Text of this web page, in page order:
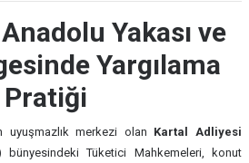
Yakası ve
Yargılama
Pratiği
uyuşmazlık merkezi olan Kartal Adliyesi
Tüketici Mahkemeleri, konut